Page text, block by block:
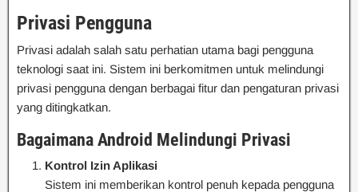
Privasi Pengguna
Privasi adalah salah satu perhatian utama bagi pengguna
teknologi saat ini. Sistem ini berkomitmen untuk melindungi
privasi pengguna dengan berbagai fitur dan pengaturan privasi
yang ditingkatkan.
Bagaimana Android Melindungi Privasi
Kontrol Izin Aplikasi
Sistem ini memberikan kontrol penuh kepada pengguna